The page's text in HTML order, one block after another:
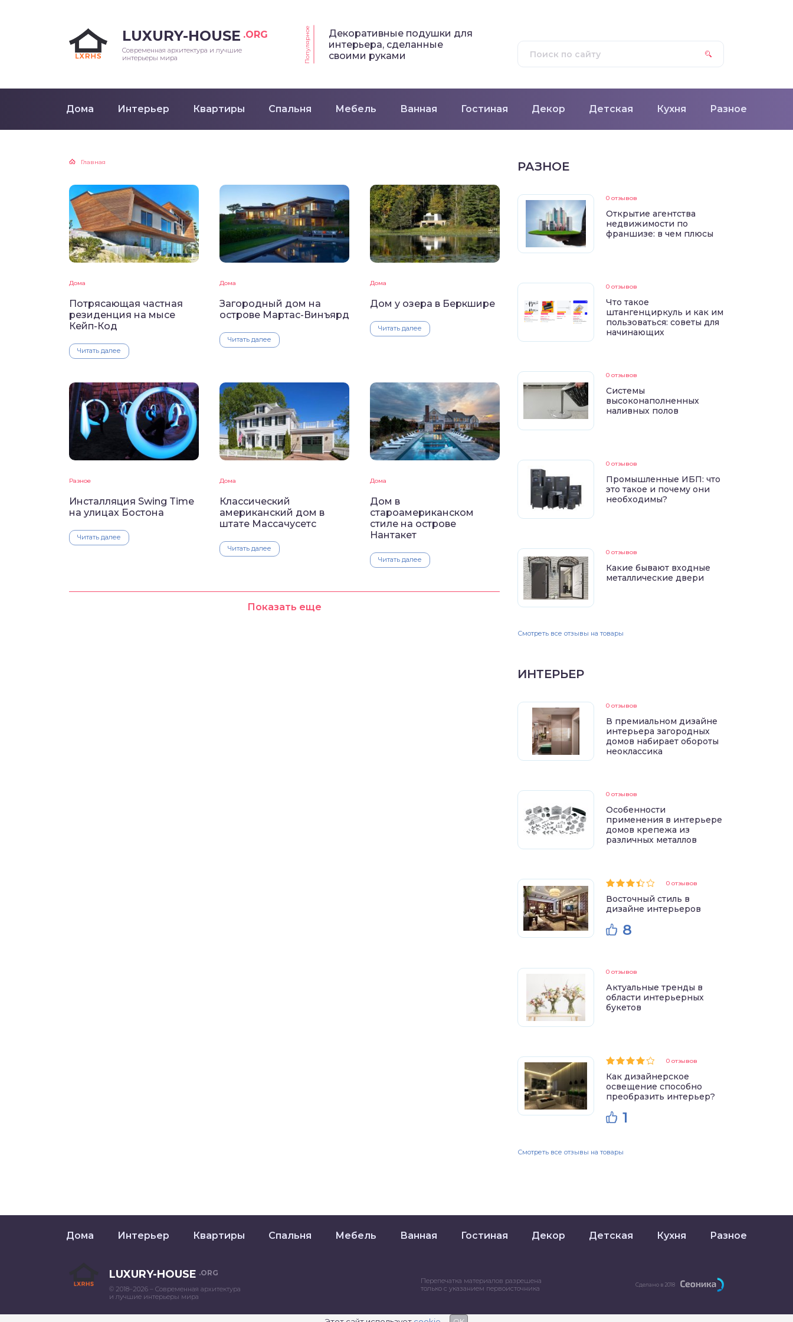
LUXURY-HOUSE .ORG
Современная архитектура и лучшие
интерьеры мира
Популярное
Декоративные подушки для
интерьера, сделанные
своими руками
Дома Интерьер Квартиры Спальня Мебель Ванная Гостиная Декор Детская Кухня Разное
Главная
Дома
Потрясающая частная
резиденция на мысе
Кейп-Код
Читать далее
Дома
Загородный дом на
острове Мартас-Винъярд
Читать далее
Дома
Дом у озера в Беркшире
Читать далее
Разное
Инсталляция Swing Time
на улицах Бостона
Читать далее
Дома
Классический
американский дом в
штате Массачусетс
Читать далее
Дома
Дом в
староамериканском
стиле на острове
Нантакет
Читать далее
Показать еще
РАЗНОЕ
0 отзывов
Открытие агентства
недвижимости по
франшизе: в чем плюсы
0 отзывов
Что такое
штангенциркуль и как им
пользоваться: советы для
начинающих
0 отзывов
Системы
высоконаполненных
наливных полов
0 отзывов
Промышленные ИБП: что
это такое и почему они
необходимы?
0 отзывов
Какие бывают входные
металлические двери
Смотреть все отзывы на товары
ИНТЕРЬЕР
0 отзывов
В премиальном дизайне
интерьера загородных
домов набирает обороты
неоклассика
0 отзывов
Особенности
применения в интерьере
домов крепежа из
различных металлов
0 отзывов
Восточный стиль в
дизайне интерьеров
8
0 отзывов
Актуальные тренды в
области интерьерных
букетов
0 отзывов
Как дизайнерское
освещение способно
преобразить интерьер?
1
Смотреть все отзывы на товары
Дома Интерьер Квартиры Спальня Мебель Ванная Гостиная Декор Детская Кухня Разное
LUXURY-HOUSE .ORG
© 2018–2026 – Современная архитектура
и лучшие интерьеры мира
Перепечатка материалов разрешена
только с указанием первоисточника
Сделано в 2018